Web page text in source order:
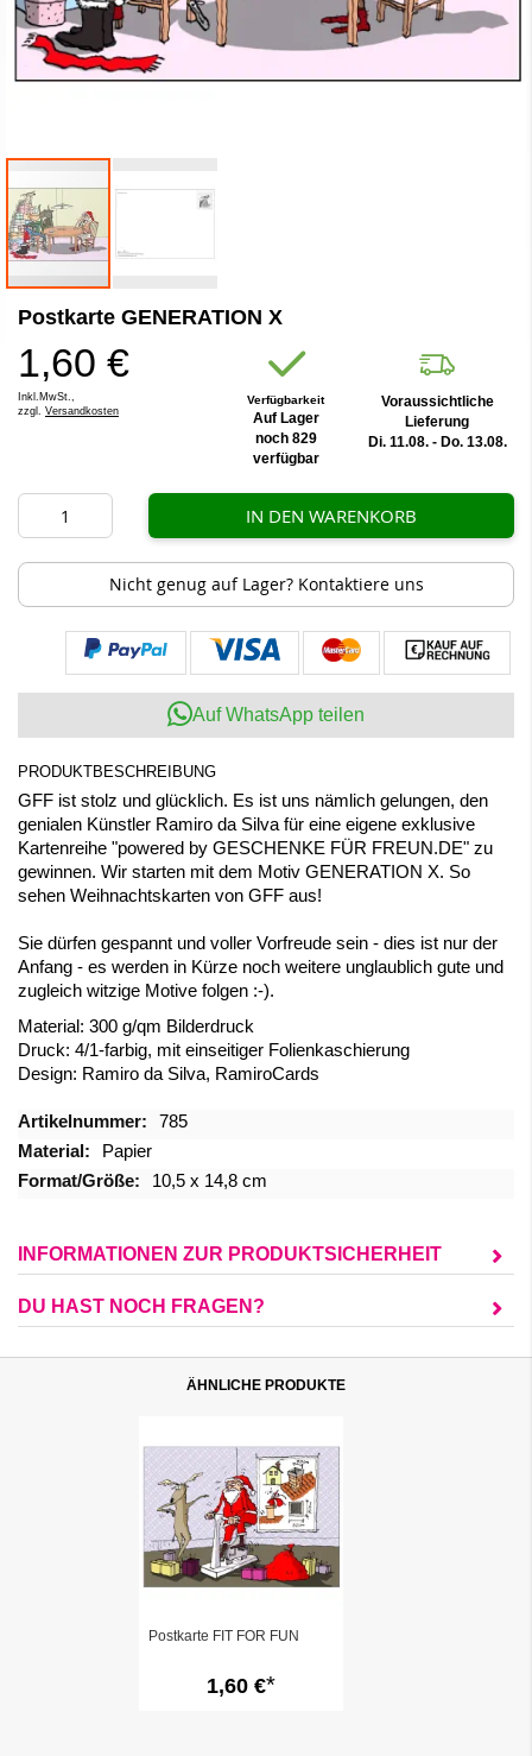
Anfang
Bildergalerie
springen
Postkarte GENERATION X
1,60 €
Inkl.MwSt.,
zzgl. Versandkosten
Verfügbarkeit
Auf Lager
noch 829
verfügbar
Voraussichtliche
Lieferung
Di. 11.08. - Do. 13.08.
IN DEN WARENKORB
Nicht genug auf Lager? Kontaktiere uns
Auf WhatsApp teilen
PRODUKTBESCHREIBUNG
GFF ist stolz und glücklich. Es ist uns nämlich gelungen, den
genialen Künstler Ramiro da Silva für eine eigene exklusive
Kartenreihe "powered by GESCHENKE FÜR FREUN.DE" zu
gewinnen. Wir starten mit dem Motiv GENERATION X. So
sehen Weihnachtskarten von GFF aus!
Sie dürfen gespannt und voller Vorfreude sein - dies ist nur der
Anfang - es werden in Kürze noch weitere unglaublich gute und
zugleich witzige Motive folgen :-).
Material: 300 g/qm Bilderdruck
Druck: 4/1-farbig, mit einseitiger Folienkaschierung
Design: Ramiro da Silva, RamiroCards
Mehr
Informationen
785
Papier
10,5 x 14,8 cm
INFORMATIONEN ZUR PRODUKTSICHERHEIT
DU HAST NOCH FRAGEN?
ÄHNLICHE PRODUKTE
Postkarte FIT FOR FUN
1,60 €